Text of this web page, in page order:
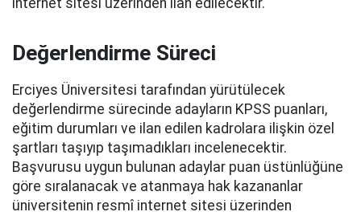
internet sitesi üzerinden ilan edilecektir.
Değerlendirme Süreci
Erciyes Üniversitesi tarafından yürütülecek
değerlendirme sürecinde adayların KPSS puanları,
eğitim durumları ve ilan edilen kadrolara ilişkin özel
şartları taşıyıp taşımadıkları incelenecektir.
Başvurusu uygun bulunan adaylar puan üstünlüğüne
göre sıralanacak ve atanmaya hak kazananlar
üniversitenin resmî internet sitesi üzerinden